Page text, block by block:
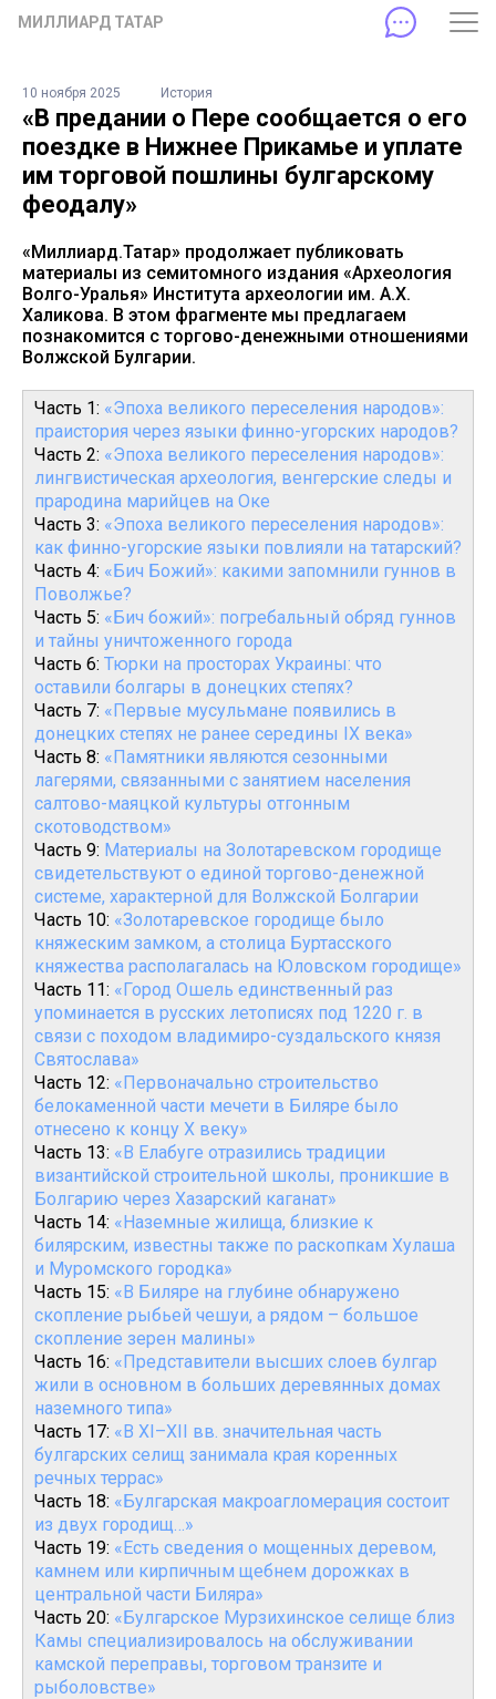
МИЛЛИАРД ТАТАР
10 ноября 2025 История
«В предании о Пере сообщается о его
поездке в Нижнее Прикамье и уплате
им торговой пошлины булгарскому
феодалу»
«Миллиард.Татар» продолжает публиковать
материалы из семитомного издания «Археология
Волго-Уралья» Института археологии им. А.Х.
Халикова. В этом фрагменте мы предлагаем
познакомится с торгово-денежными отношениями
Волжской Булгарии.
Часть 1: «Эпоха великого переселения народов»:
праистория через языки финно-угорских народов?
Часть 2: «Эпоха великого переселения народов»:
лингвистическая археология, венгерские следы и
прародина марийцев на Оке
Часть 3: «Эпоха великого переселения народов»:
как финно-угорские языки повлияли на татарский?
Часть 4: «Бич Божий»: какими запомнили гуннов в
Поволжье?
Часть 5: «Бич божий»: погребальный обряд гуннов
и тайны уничтоженного города
Часть 6: Тюрки на просторах Украины: что
оставили болгары в донецких степях?
Часть 7: «Первые мусульмане появились в
донецких степях не ранее середины IX века»
Часть 8: «Памятники являются сезонными
лагерями, связанными с занятием населения
салтово-маяцкой культуры отгонным
скотоводством»
Часть 9: Материалы на Золотаревском городище
свидетельствуют о единой торгово-денежной
системе, характерной для Волжской Болгарии
Часть 10: «Золотаревское городище было
княжеским замком, а столица Буртасского
княжества располагалась на Юловском городище»
Часть 11: «Город Ошель единственный раз
упоминается в русских летописях под 1220 г. в
связи с походом владимиро-суздальского князя
Святослава»
Часть 12: «Первоначально строительство
белокаменной части мечети в Биляре было
отнесено к концу X веку»
Часть 13: «В Елабуге отразились традиции
византийской строительной школы, проникшие в
Болгарию через Хазарский каганат»
Часть 14: «Наземные жилища, близкие к
билярским, известны также по раскопкам Хулаша
и Муромского городка»
Часть 15: «В Биляре на глубине обнаружено
скопление рыбьей чешуи, а рядом – большое
скопление зерен малины»
Часть 16: «Представители высших слоев булгар
жили в основном в больших деревянных домах
наземного типа»
Часть 17: «В XI–XII вв. значительная часть
булгарских селищ занимала края коренных
речных террас»
Часть 18: «Булгарская макроагломерация состоит
из двух городищ…»
Часть 19: «Есть сведения о мощенных деревом,
камнем или кирпичным щебнем дорожках в
центральной части Биляра»
Часть 20: «Булгарское Мурзихинское селище близ
Камы специализировалось на обслуживании
камской переправы, торговом транзите и
рыболовстве»